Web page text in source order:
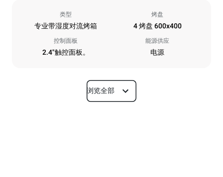
类型
专业带湿度对流烤箱
烤盘
4 烤盘 600x400
控制面板
2.4"触控面板。
能源供应
电源
尺寸
浏览全部